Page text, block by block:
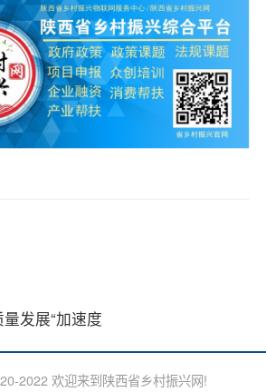
发展“加速度
2022 欢迎来到陕西省乡村振兴网!